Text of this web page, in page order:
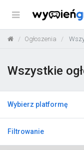
Menu
Ogłoszenia
Wszystkie
Wybierz platformę
Filtrowanie